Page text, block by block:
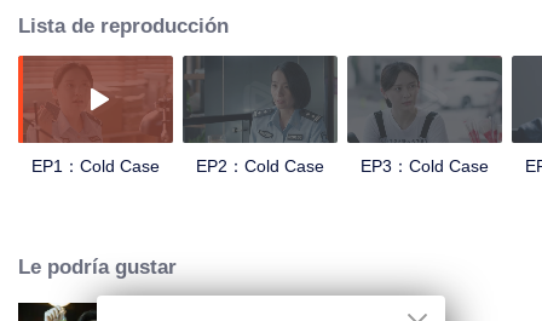
Luoyang y Feng Yi, a crear un "equipo del caso sin resolver" para encontrar
al verdadero culpable.
Lista de reproducción
EP1：Cold Case EP2：Cold Case EP3：Cold Case
Le podría gustar